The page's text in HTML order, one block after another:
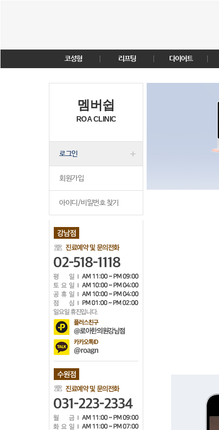
코성형 리프팅 다이어트
멤버쉽
ROA CLINIC
로그인
회원가입
아이디/비밀번호 찾기